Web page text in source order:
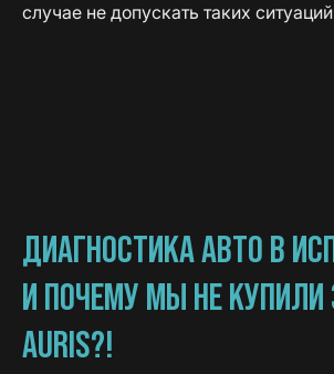
случае не допускать таких
ДИАГНОСТИКА АВТО В
И ПОЧЕМУ МЫ НЕ КУПИЛИ
AURIS?!